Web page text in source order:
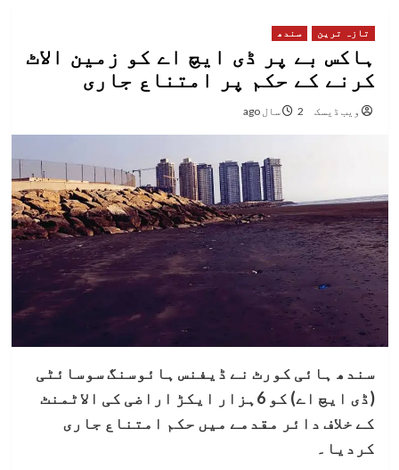
تازہ ترین سندھ
ہاکس بے پر ڈی ایچ اے کو زمین الاٹ
کرنے کے حکم پر امتناع جاری
ویب ڈیسک 2 سال ago
سندھ ہائی کورٹ نے ڈیفنس ہائوسنگ سوسائٹی
(ڈی ایچ اے) کو 6ہزار ایکڑ اراضی کی الاٹمنٹ
کے خلاف دائر مقدمے میں حکم امتناع جاری
کردیا۔